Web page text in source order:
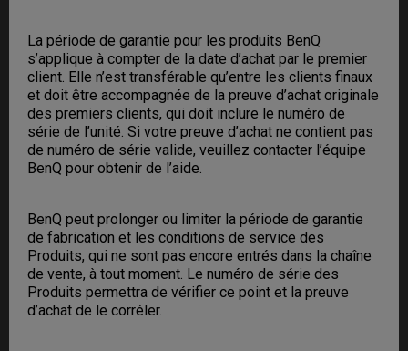
La période de garantie pour les produits BenQ
s’applique à compter de la date d’achat par le premier
client. Elle n’est transférable qu’entre les clients finaux
et doit être accompagnée de la preuve d’achat originale
des premiers clients, qui doit inclure le numéro de
série de l’unité. Si votre preuve d’achat ne contient pas
de numéro de série valide, veuillez contacter l’équipe
BenQ pour obtenir de l’aide.
BenQ peut prolonger ou limiter la période de garantie
de fabrication et les conditions de service des
Produits, qui ne sont pas encore entrés dans la chaîne
de vente, à tout moment. Le numéro de série des
Produits permettra de vérifier ce point et la preuve
d’achat de le corréler.